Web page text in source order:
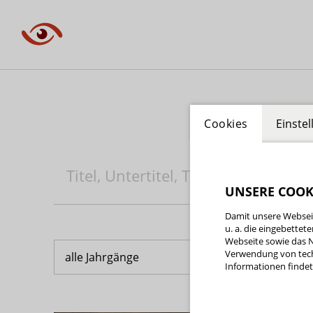
Cookies
UNSERE
Damit unsere
u. a. die
Webseite sowie das
Verwendung von
Informationen findet